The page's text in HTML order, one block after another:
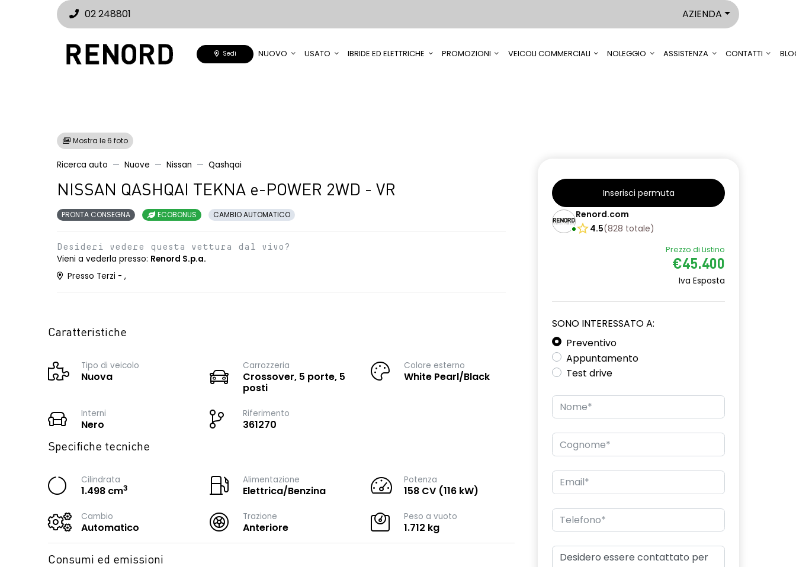
02 248801 AZIENDA
Sedi NUOVO USATO IBRIDE ED ELETTRICHE PROMOZIONI VEICOLI COMMERCIALI NOLEGGIO ASSISTENZA CONTATTI
Mostra le 6 foto
Ricerca auto Nuove Nissan Qashqai
NISSAN QASHQAI TEKNA e-POWER 2WD - VR
PRONTA CONSEGNA ECOBONUS CAMBIO AUTOMATICO
Desideri vedere questa vettura dal vivo?
Vieni a vederla presso: Renord S.p.a.
Presso Terzi - ,
Caratteristiche
Tipo di veicolo
Nuova
Carrozzeria
Crossover, 5 porte, 5
posti
Colore esterno
White Pearl/Black
Interni
Nero
Riferimento
361270
Specifiche tecniche
Cilindrata
1.498 cm3
Alimentazione
Elettrica/Benzina
Potenza
158 CV (116 kW)
Cambio
Automatico
Trazione
Anteriore
Peso a vuoto
1.712 kg
Consumi ed emissioni
Inserisci permuta
Renord.com
4.5(828 totale)
Prezzo di Listino
€45.400
Iva Esposta
SONO INTERESSATO A:
Preventivo
Appuntamento
Test drive